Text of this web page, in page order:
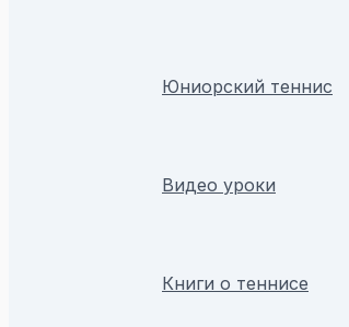
Юниорский теннис
Видео уроки
Книги о теннисе